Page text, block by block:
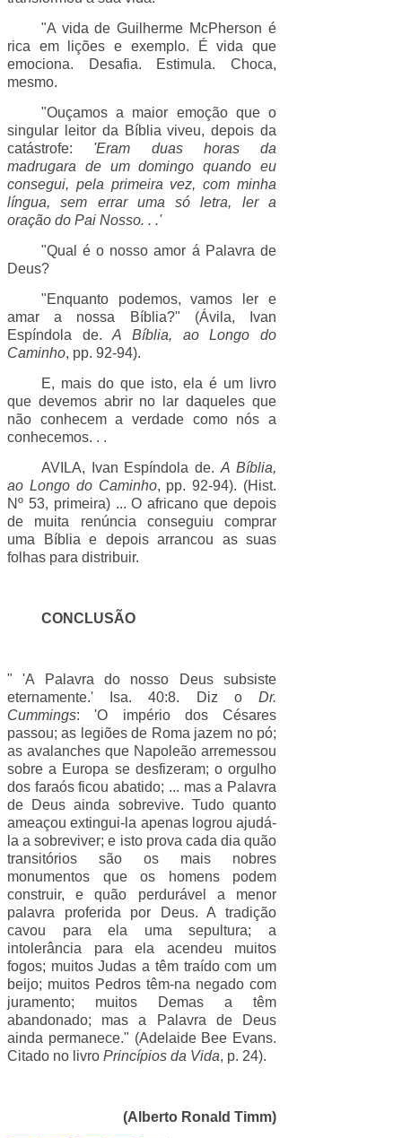
"A vida de Guilherme McPherson é
rica em lições e exemplo. É vida que
emociona. Desafia. Estimula. Choca,
mesmo.
"Ouçamos a maior emoção que o
singular leitor da Bíblia viveu, depois da
catástrofe: 'Eram duas horas da
madrugara de um domingo quando eu
consegui, pela primeira vez, com minha
língua, sem errar uma só letra, ler a
oração do Pai Nosso. . .'
"Qual é o nosso amor á Palavra de
Deus?
"Enquanto podemos, vamos ler e
amar a nossa Bíblia?" (Ávila, Ivan
Espíndola de.A Bíblia, ao Longo do
Caminho, pp. 92-94).
E, mais do que isto, ela é um livro
que devemos abrir no lar daqueles que
não conhecem a verdade como nós a
conhecemos. . .
AVILA, Ivan Espíndola de.A Bíblia,
ao Longo do Caminho, pp. 92-94). (Hist.
Nº 53, primeira) ... O africano que depois
de muita renúncia conseguiu comprar
uma Bíblia e depois arrancou as suas
folhas para distribuir.
CONCLUSÃO
" 'A Palavra do nosso Deus subsiste
eternamente.' Isa. 40:8. Diz o Dr.
Cummings: 'O império dos Césares
passou; as legiões de Roma jazem no pó;
as avalanches que Napoleão arremessou
sobre a Europa se desfizeram; o orgulho
dos faraós ficou abatido; ... mas a Palavra
de Deus ainda sobrevive. Tudo quanto
ameaçou extingui-la apenas logrou ajudá-
la a sobreviver; e isto prova cada dia quão
transitórios são os mais nobres
monumentos que os homens podem
construir, e quão perdurável a menor
palavra proferida por Deus. A tradição
cavou para ela uma sepultura; a
intolerância para ela acendeu muitos
fogos; muitos Judas a têm traído com um
beijo; muitos Pedros têm-na negado com
juramento; muitos Demas a têm
abandonado; mas a Palavra de Deus
ainda permanece." (Adelaide Bee Evans.
Citado no livro Princípios da Vida, p. 24).
(Alberto Ronald Timm)